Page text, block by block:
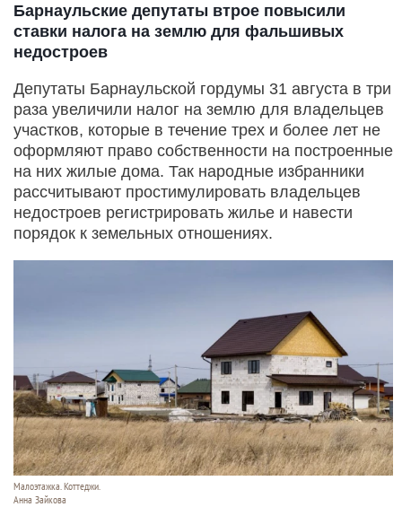
Барнаульские депутаты втрое повысили
ставки налога на землю для фальшивых
недостроев
Депутаты Барнаульской гордумы 31 августа в три
раза увеличили налог на землю для владельцев
участков, которые в течение трех и более лет не
оформляют право собственности на построенные
на них жилые дома. Так народные избранники
рассчитывают простимулировать владельцев
недостроев регистрировать жилье и навести
порядок к земельных отношениях.
Малоэтажка. Коттеджи.
Анна Зайкова